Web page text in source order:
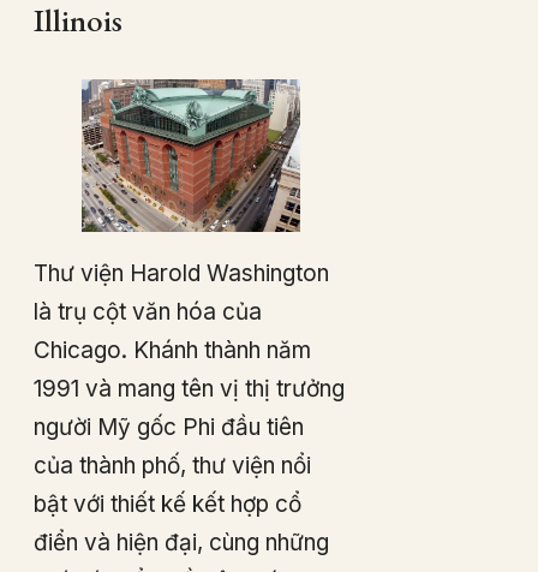
Illinois
Thư viện Harold Washington
là trụ cột văn hóa của
Chicago. Khánh thành năm
1991 và mang tên vị thị trưởng
người Mỹ gốc Phi đầu tiên
của thành phố, thư viện nổi
bật với thiết kế kết hợp cổ
điển và hiện đại, cùng những